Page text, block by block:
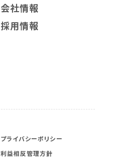
会社情報
採用情報
プライバシーポリシー
利益相反管理方針